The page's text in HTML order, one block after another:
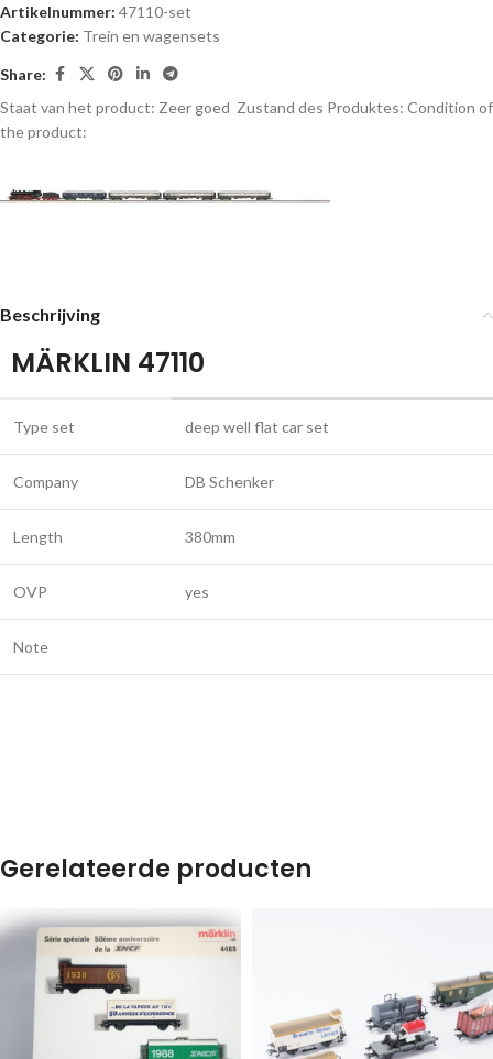
Artikelnummer: 47110-set
Categorie: Trein en wagensets
Share:
Staat van het product: Zeer goed Zustand des Produktes: Condition of
the product:
Beschrijving
MÄRKLIN 47110
Type set deep well flat car set
Company DB Schenker
Length 380mm
OVP yes
Note
Gerelateerde producten